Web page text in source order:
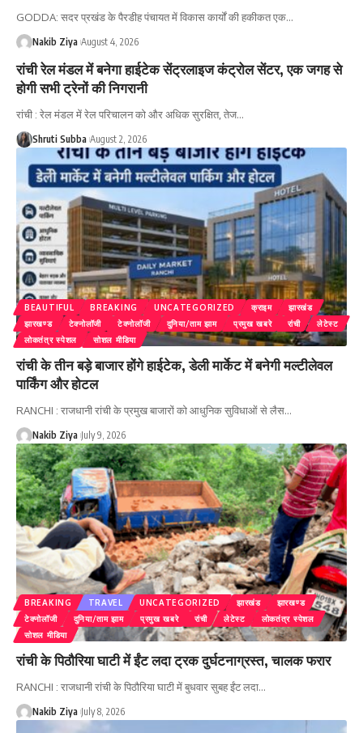
GODDA: सदर प्रखंड के पैरडीह पंचायत में विकास कार्यों की हकीकत एक…
Nakib Ziya August 4, 2026
रांची रेल मंडल में बनेगा हाईटेक सेंट्रलाइज कंट्रोल सेंटर, एक जगह से
होगी सभी ट्रेनों की निगरानी
रांची : रेल मंडल में रेल परिचालन को और अधिक सुरक्षित, तेज…
Shruti Subba August 2, 2026
BEAUTIFUL BREAKING UNCATEGORIZED क्राइम
झारखंड
झारखण्ड
टेक्नोलॉजी टेक्नोलॉजी दुनिया/ताम झाम प्रमुख खबरे रांची
लेटेस्ट
लोकतंत्र स्पेशल
सोशल मीडिया
रांची के तीन बड़े बाजार होंगे हाईटेक, डेली मार्केट में बनेगी मल्टीलेवल
पार्किंग और होटल
RANCHI : राजधानी रांची के प्रमुख बाजारों को आधुनिक सुविधाओं से लैस…
Nakib Ziya July 9, 2026
BREAKING TRAVEL UNCATEGORIZED झारखंड
झारखण्ड
टेक्नोलॉजी
दुनिया/ताम झाम प्रमुख खबरे रांची लेटेस्ट
लोकतंत्र स्पेशल
सोशल मीडिया
रांची के पिठौरिया घाटी में ईंट लदा ट्रक दुर्घटनाग्रस्त, चालक फरार
RANCHI : राजधानी रांची के पिठौरिया घाटी में बुधवार सुबह ईंट लदा…
Nakib Ziya July 8, 2026